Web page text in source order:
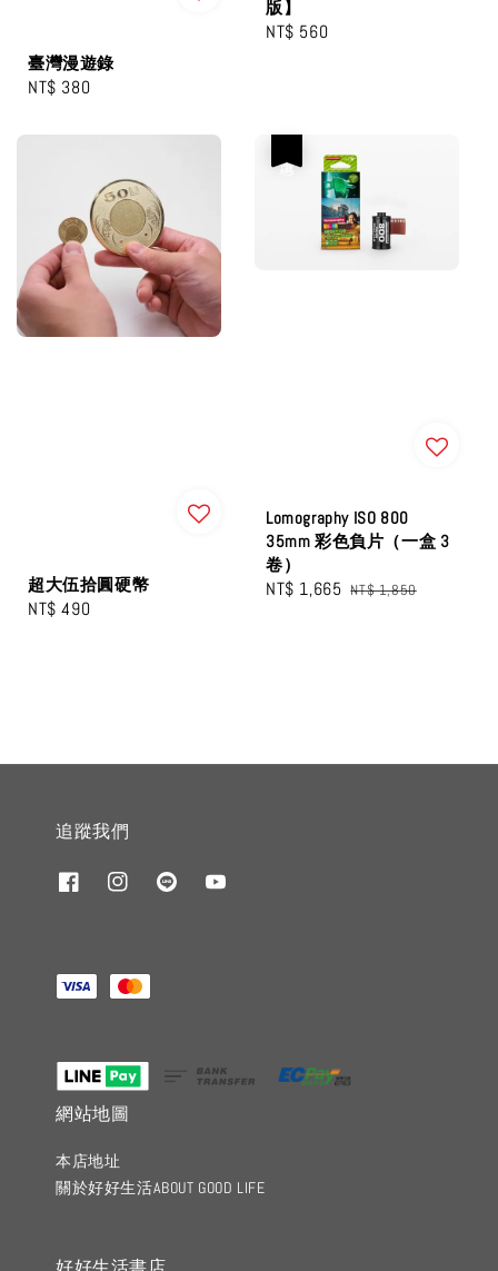
臺灣漫遊錄
Regular
NT$ 380
版】
Regular
NT$ 560
超大伍拾圓硬幣
Regular
NT$ 490
Lomography ISO 800
35mm 彩色負片（一盒 3
卷）
Sale
NT$ 1,665 Regular
NT$ 1,850
追蹤我們
網站地圖
本店地址
關於好好生活ABOUT GOOD LIFE